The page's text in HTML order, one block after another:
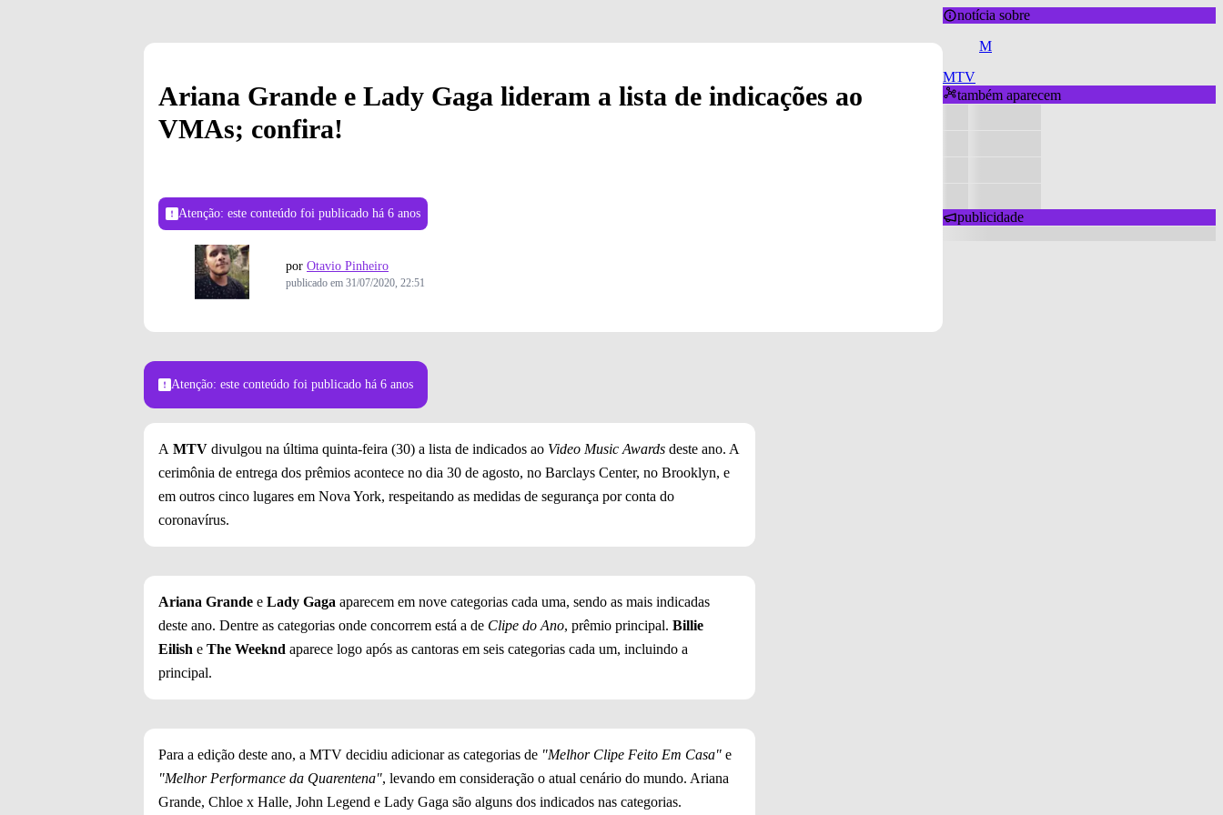
Ariana Grande e Lady Gaga lideram a lista de indicações ao
VMAs; confira!
Atenção: este conteúdo foi publicado há 6 anos
por Otavio Pinheiro
publicado em 31/07/2020, 22:51
Atenção: este conteúdo foi publicado há 6 anos
A MTV divulgou na última quinta-feira (30) a lista de indicados ao Video Music Awards deste ano. A
cerimônia de entrega dos prêmios acontece no dia 30 de agosto, no Barclays Center, no Brooklyn, e
em outros cinco lugares em Nova York, respeitando as medidas de segurança por conta do
coronavírus.
Ariana Grande e Lady Gaga aparecem em nove categorias cada uma, sendo as mais indicadas
deste ano. Dentre as categorias onde concorrem está a de Clipe do Ano, prêmio principal. Billie
Eilish e The Weeknd aparece logo após as cantoras em seis categorias cada um, incluindo a
principal.
Para a edição deste ano, a MTV decidiu adicionar as categorias de "Melhor Clipe Feito Em Casa" e
"Melhor Performance da Quarentena", levando em consideração o atual cenário do mundo. Ariana
Grande, Chloe x Halle, John Legend e Lady Gaga são alguns dos indicados nas categorias.
notícia sobre
M
MTV
também aparecem
publicidade